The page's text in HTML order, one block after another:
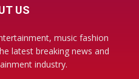
US
music fashion
latest breaking news and
industry.